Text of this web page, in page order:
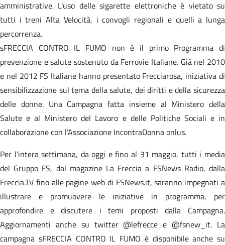
amministrative. L’uso delle sigarette elettroniche è vietato su
tutti i treni Alta Velocità, i convogli regionali e quelli a lunga
percorrenza.
sFRECCIA CONTRO IL FUMO non è il primo Programma di
prevenzione e salute sostenuto da Ferrovie Italiane. Già nel 2010
e nel 2012 FS Italiane hanno presentato Frecciarosa, iniziativa di
sensibilizzazione sul tema della salute, dei diritti e della sicurezza
delle donne. Una Campagna fatta insieme al Ministero della
Salute e al Ministero del Lavoro e delle Politiche Sociali e in
collaborazione con l’Associazione IncontraDonna onlus.
Per l’intera settimana, da oggi e fino al 31 maggio, tutti i media
del Gruppo FS, dal magazine La Freccia a FSNews Radio, dalla
Freccia.TV fino alle pagine web di FSNews.it, saranno impegnati a
illustrare e promuovere le iniziative in programma, per
approfondire e discutere i temi proposti dalla Campagna.
Aggiornamenti anche su twitter @lefrecce e @fsnew_it. La
campagna sFRECCIA CONTRO IL FUMO è disponibile anche su